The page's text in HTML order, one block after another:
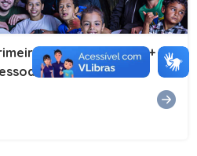
edição do Cuidar+ e
na Vila São João